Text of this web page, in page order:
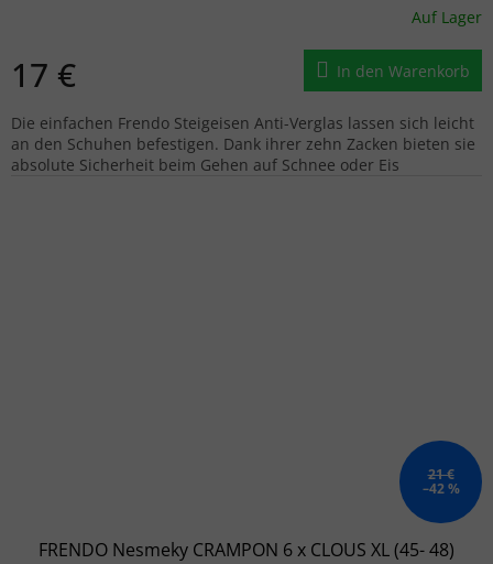
Auf Lager
17 € In den Warenkorb
Die einfachen Frendo Steigeisen Anti-Verglas lassen sich leicht
an den Schuhen befestigen. Dank ihrer zehn Zacken bieten sie
absolute Sicherheit beim Gehen auf Schnee oder Eis
21 €
–42 %
FRENDO Nesmeky CRAMPON 6 x CLOUS XL (45- 48)